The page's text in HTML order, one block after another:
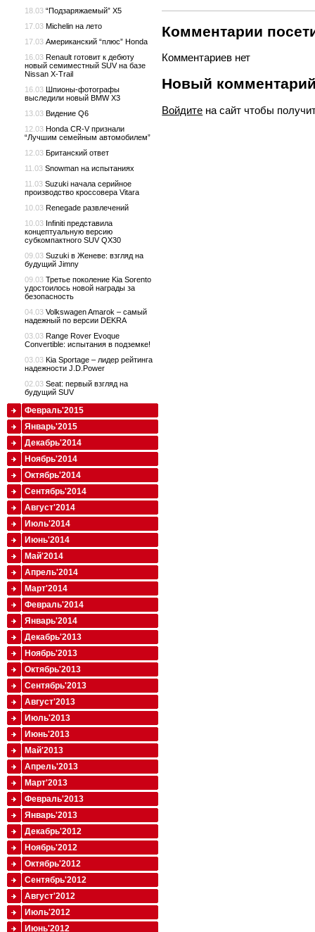
Комментарии
Комментариев нет
Новый
Войдите на сайт чтобы
18.03 “Подзаряжаемый” X5
17.03 Michelin на лето
17.03 Американский “плюс” Honda
16.03 Renault готовит к дебюту
новый семиместный SUV на базе
Nissan X-Trail
16.03 Шпионы-фотографы
выследили новый BMW X3
13.03 Видение Q6
12.03 Honda CR-V признали
“Лучшим семейным автомобилем”
12.03 Британский ответ
11.03 Snowman на испытаниях
11.03 Suzuki начала серийное
производство кроссовера Vitara
10.03 Renegade развлечений
10.03 Infiniti представила
концептуальную версию
субкомпактного SUV QX30
09.03 Suzuki в Женеве: взгляд на
будущий Jimny
09.03 Третье поколение Kia Sorento
удостоилось новой награды за
безопасность
04.03 Volkswagen Amarok – самый
надежный по версии DEKRA
03.03 Range Rover Evoque
Convertible: испытания в подземке!
03.03 Kia Sportage – лидер рейтинга
надежности J.D.Power
02.03 Seat: первый взгляд на
будущий SUV
Февраль'2015
Январь'2015
Декабрь'2014
Ноябрь'2014
Октябрь'2014
Сентябрь'2014
Август'2014
Июль'2014
Июнь'2014
Май'2014
Апрель'2014
Март'2014
Февраль'2014
Январь'2014
Декабрь'2013
Ноябрь'2013
Октябрь'2013
Сентябрь'2013
Август'2013
Июль'2013
Июнь'2013
Май'2013
Апрель'2013
Март'2013
Февраль'2013
Январь'2013
Декабрь'2012
Ноябрь'2012
Октябрь'2012
Сентябрь'2012
Август'2012
Июль'2012
Июнь'2012